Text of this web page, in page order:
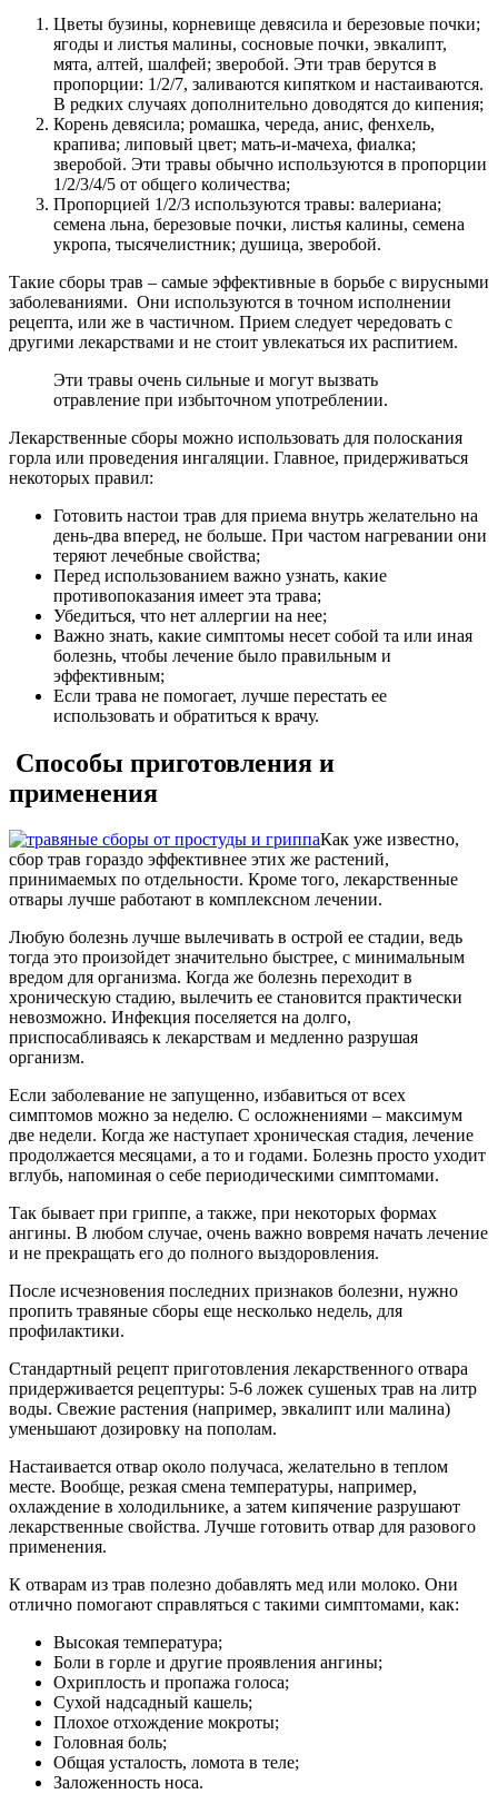
Цветы бузины, корневище девясила и березовые почки;
ягоды и листья малины, сосновые почки, эвкалипт,
мята, алтей, шалфей; зверобой. Эти трав берутся в
пропорции: 1/2/7, заливаются кипятком и настаиваются.
В редких случаях дополнительно доводятся до кипения;
Корень девясила; ромашка, череда, анис, фенхель,
крапива; липовый цвет; мать-и-мачеха, фиалка;
зверобой. Эти травы обычно используются в пропорции
1/2/3/4/5 от общего количества;
Пропорцией 1/2/3 используются травы: валериана;
семена льна, березовые почки, листья калины, семена
укропа, тысячелистник; душица, зверобой.
Такие сборы трав – самые эффективные в борьбе с вирусными
заболеваниями. Они используются в точном исполнении
рецепта, или же в частичном. Прием следует чередовать с
другими лекарствами и не стоит увлекаться их распитием.
Эти травы очень сильные и могут вызвать
отравление при избыточном употреблении.
Лекарственные сборы можно использовать для полоскания
горла или проведения ингаляции. Главное, придерживаться
некоторых правил:
Готовить настои трав для приема внутрь желательно на
день-два вперед, не больше. При частом нагревании они
теряют лечебные свойства;
Перед использованием важно узнать, какие
противопоказания имеет эта трава;
Убедиться, что нет аллергии на нее;
Важно знать, какие симптомы несет собой та или иная
болезнь, чтобы лечение было правильным и
эффективным;
Если трава не помогает, лучше перестать ее
использовать и обратиться к врачу.
Способы приготовления и
применения
Как уже известно,
сбор трав гораздо эффективнее этих же растений,
принимаемых по отдельности. Кроме того, лекарственные
отвары лучше работают в комплексном лечении.
Любую болезнь лучше вылечивать в острой ее стадии, ведь
тогда это произойдет значительно быстрее, с минимальным
вредом для организма. Когда же болезнь переходит в
хроническую стадию, вылечить ее становится практически
невозможно. Инфекция поселяется на долго,
приспосабливаясь к лекарствам и медленно разрушая
организм.
Если заболевание не запущенно, избавиться от всех
симптомов можно за неделю. С осложнениями – максимум
две недели. Когда же наступает хроническая стадия, лечение
продолжается месяцами, а то и годами. Болезнь просто уходит
вглубь, напоминая о себе периодическими симптомами.
Так бывает при гриппе, а также, при некоторых формах
ангины. В любом случае, очень важно вовремя начать лечение
и не прекращать его до полного выздоровления.
После исчезновения последних признаков болезни, нужно
пропить травяные сборы еще несколько недель, для
профилактики.
Стандартный рецепт приготовления лекарственного отвара
придерживается рецептуры: 5-6 ложек сушеных трав на литр
воды. Свежие растения (например, эвкалипт или малина)
уменьшают дозировку на пополам.
Настаивается отвар около получаса, желательно в теплом
месте. Вообще, резкая смена температуры, например,
охлаждение в холодильнике, а затем кипячение разрушают
лекарственные свойства. Лучше готовить отвар для разового
применения.
К отварам из трав полезно добавлять мед или молоко. Они
отлично помогают справляться с такими симптомами, как:
Высокая температура;
Боли в горле и другие проявления ангины;
Охриплость и пропажа голоса;
Сухой надсадный кашель;
Плохое отхождение мокроты;
Головная боль;
Общая усталость, ломота в теле;
Заложенность носа.